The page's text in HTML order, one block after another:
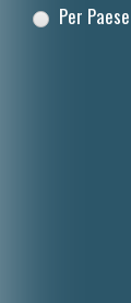
Per Paese